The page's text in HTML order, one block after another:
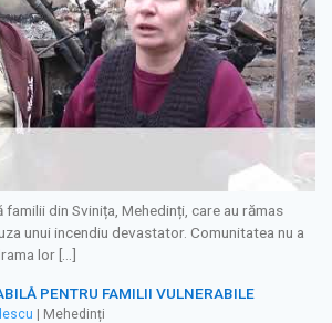
din Svinița, Mehedinți, care au rămas
unui incendiu devastator. Comunitatea nu a
lor […]
PENTRU FAMILII VULNERABILE
| Mehedinți